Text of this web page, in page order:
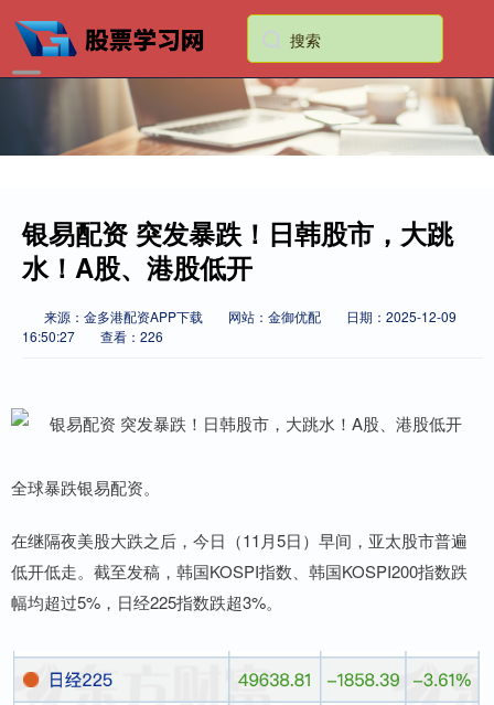
银易配资 突发暴跌！日韩股市，大跳
水！A股、港股低开
来源：金多港配资APP下载 网站：金御优配
日期：2025-12-09
16:50:27
查看：226
全球暴跌银易配资。
在继隔夜美股大跌之后，今日（11月5日）早间，亚太股市普遍
低开低走。截至发稿，韩国KOSPI指数、韩国KOSPI200指数跌
幅均超过5%，日经225指数跌超3%。